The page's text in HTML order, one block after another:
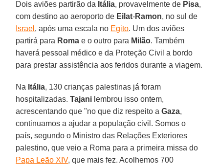
Dois aviões partirão da Itália, provavelmente de Pisa,
com destino ao aeroporto de Eilat-Ramon, no sul de
Israel , após uma escala no Egito. Um dos aviões
partirá para Roma e o outro para Milão. Também
haverá pessoal médico e da Proteção Civil a bordo
para prestar assistência aos feridos durante a viagem.
Na Itália, 130 crianças palestinas já foram
hospitalizadas.Tajani lembrou isso ontem,
acrescentando que "no que diz respeito aGaza,
continuamos a ajudar a população civil. Somos o
país, segundo o Ministro das Relações Exteriores
palestino, que veio a Roma para a primeira missa do
Papa Leão XIV, que mais fez. Acolhemos 700